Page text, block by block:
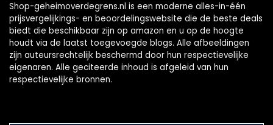
Shop-geheimoverdegrens.nl is een moderne alles-in-één
prijsvergelijkings- en beoordelingswebsite die de beste deals
biedt die beschikbaar zijn op amazon en u op de hoogte
houdt via de laatst toegevoegde blogs. Alle afbeeldingen
zijn auteursrechtelijk beschermd door hun respectievelijke
eigenaren. Alle geciteerde inhoud is afgeleid van hun
respectievelijke bronnen.